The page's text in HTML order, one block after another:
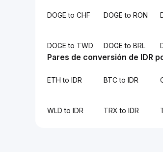
DOGE to CHF DOGE to RON
DOGE to TWD DOGE to BRL
Pares de conversión de IDR
ETH to IDR BTC to IDR
WLD to IDR TRX to IDR